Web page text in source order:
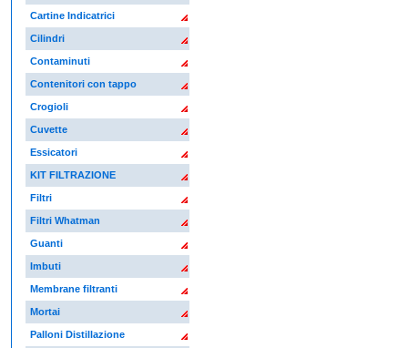
Cartine Indicatrici
Cilindri
Contaminuti
Contenitori con tappo
Crogioli
Cuvette
Essicatori
KIT FILTRAZIONE
Filtri
Filtri Whatman
Guanti
Imbuti
Membrane filtranti
Mortai
Palloni Distillazione